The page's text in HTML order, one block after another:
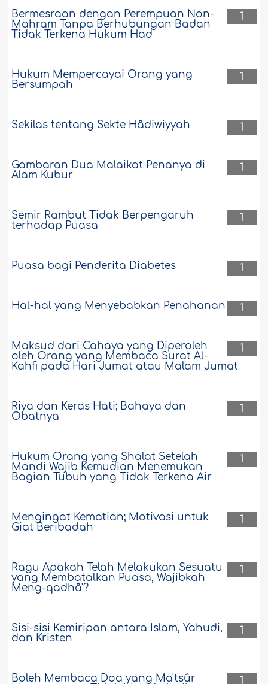
1
Bermesraan dengan Perempuan Non-
Mahram Tanpa Berhubungan Badan
Tidak Terkena Hukum Had
1
Hukum Mempercayai Orang yang
Bersumpah
1
Sekilas tentang Sekte Hâdiwiyyah
1
Gambaran Dua Malaikat Penanya di
Alam Kubur
1
Semir Rambut Tidak Berpengaruh
terhadap Puasa
1
Puasa bagi Penderita Diabetes
1
Hal-hal yang Menyebabkan Penahanan
1
Maksud dari Cahaya yang Diperoleh
oleh Orang yang Membaca Surat Al-
Kahfi pada Hari Jumat atau Malam Jumat
1
Riya dan Keras Hati; Bahaya dan
Obatnya
1
Hukum Orang yang Shalat Setelah
Mandi Wajib Kemudian Menemukan
Bagian Tubuh yang Tidak Terkena Air
1
Mengingat Kematian; Motivasi untuk
Giat Beribadah
1
Ragu Apakah Telah Melakukan Sesuatu
yang Membatalkan Puasa, Wajibkah
Meng-qadhâ'?
1
Sisi-sisi Kemiripan antara Islam, Yahudi,
dan Kristen
1
Boleh Membaca Doa yang Ma'tsûr